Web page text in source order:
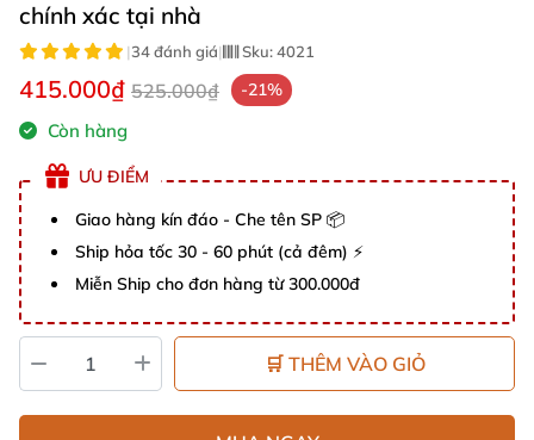
chính xác tại nhà
|34 đánh giá| Sku:4021
415.000₫ 525.000₫ -21%
Còn hàng
ƯU ĐIỂM
Giao hàng kín đáo - Che tên SP 📦
Ship hỏa tốc 30 - 60 phút (cả đêm) ⚡
Miễn Ship cho đơn hàng từ 300.000đ
🛒 THÊM VÀO GIỎ